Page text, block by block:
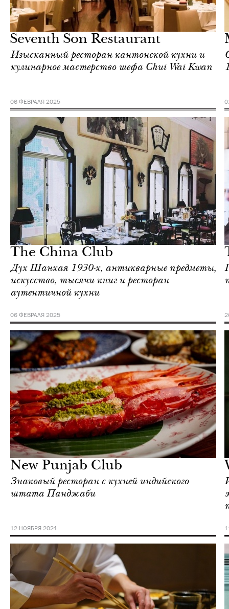
Seventh Son Restaurant
Изысканный ресторан кантонской кухни и
кулинарное мастерство шефа Chui Wai Kwan
06 ФЕВРАЛЯ 2025
The China Club
Дух Шанхая 1930-х, антикварные предметы,
искусство, тысячи книг и ресторан
аутентичной кухни
06 ФЕВРАЛЯ 2025
New Punjab Club
Знаковый ресторан с кухней индийского
штата Панджаби
12 НОЯБРЯ 2024